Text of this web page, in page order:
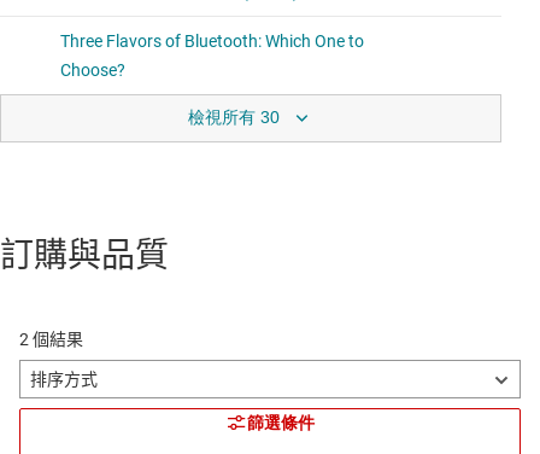
檢視所有 30
訂購與品質